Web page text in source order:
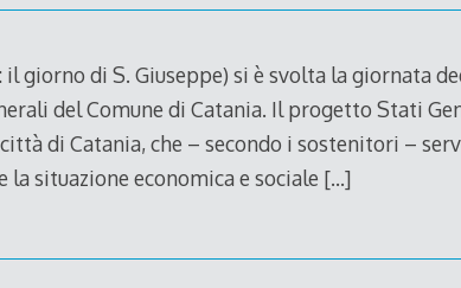
March
il giorno di S. Giuseppe) si è svolta la giornata
del Comune di Catania. Il progetto Stati
di Catania, che – secondo i sostenitori –
situazione economica e sociale […]